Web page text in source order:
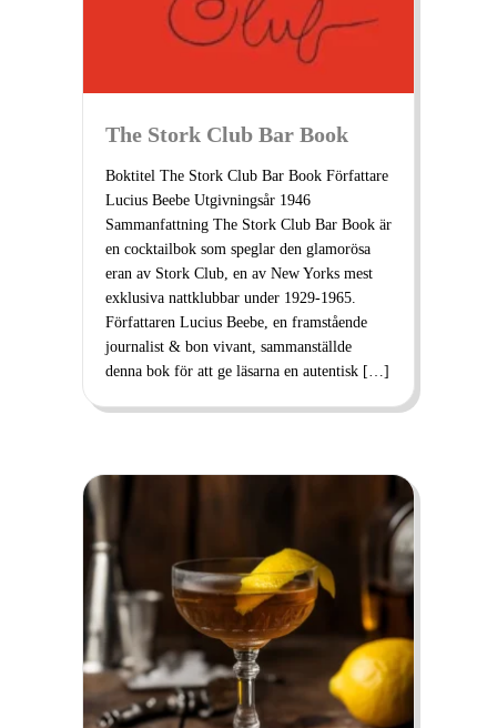
The Stork Club Bar Book
Boktitel The Stork Club Bar Book Författare
Lucius Beebe Utgivningsår 1946
Sammanfattning The Stork Club Bar Book är
en cocktailbok som speglar den glamorösa
eran av Stork Club, en av New Yorks mest
exklusiva nattklubbar under 1929-1965.
Författaren Lucius Beebe, en framstående
journalist & bon vivant, sammanställde
denna bok för att ge läsarna en autentisk […]